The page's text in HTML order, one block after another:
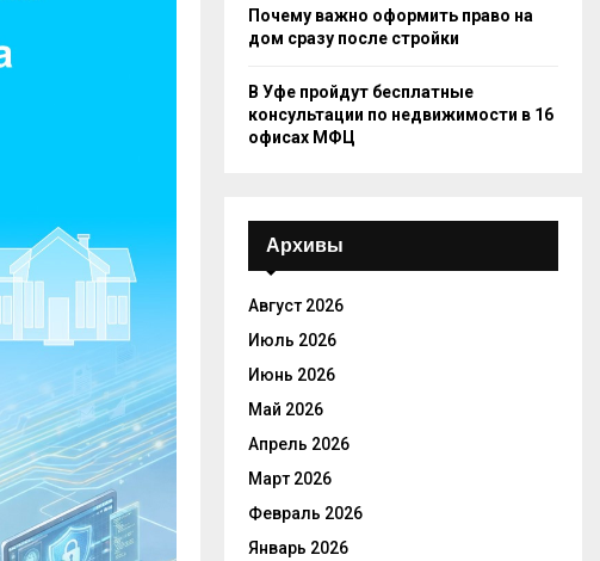
Почему важно оформить право на
дом сразу после стройки
В Уфе пройдут бесплатные
консультации по недвижимости в 16
офисах МФЦ
Архивы
Август 2026
Июль 2026
Июнь 2026
Май 2026
Апрель 2026
Март 2026
Февраль 2026
Январь 2026